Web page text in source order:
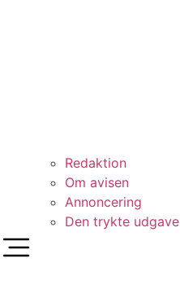
Redaktion
Om avisen
Annoncering
Den trykte udgave